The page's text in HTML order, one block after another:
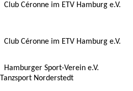
Club Céronne im ETV Hamburg e.V.
Club Céronne im ETV Hamburg e.V.
Hamburger Sport-Verein e.V.
Tanzsport Norderstedt